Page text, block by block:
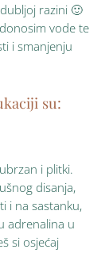
razini 🙂
vode te
i smanjenju
su:
i plitki.
disanja,
i na sastanku,
adrenalina u
si osjećaj